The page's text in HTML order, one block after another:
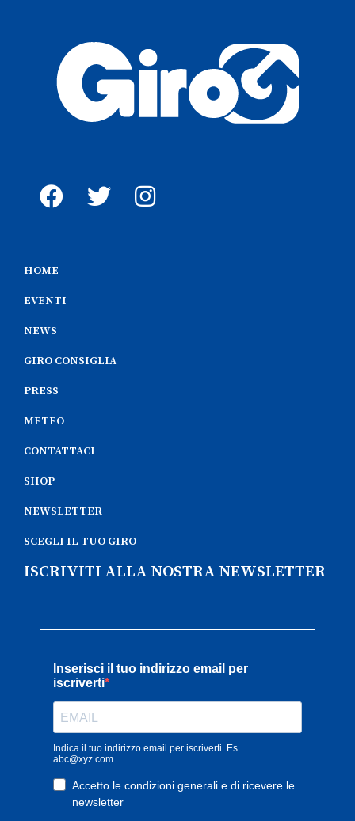
HOME
EVENTI
NEWS
GIRO CONSIGLIA
PRESS
METEO
CONTATTACI
SHOP
NEWSLETTER
SCEGLI IL TUO GIRO
ISCRIVITI ALLA NOSTRA NEWSLETTER